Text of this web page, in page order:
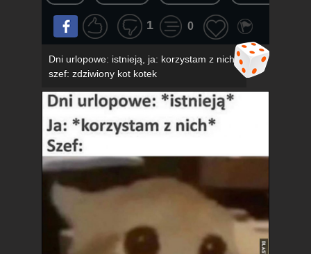
1 0
Dni urlopowe: istnieją, ja: korzystam z nich,
szef: zdziwiony kot kotek